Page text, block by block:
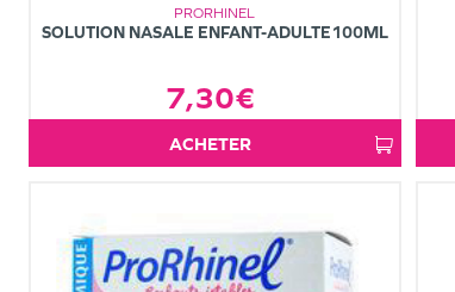
PRORHINEL
SOLUTION NASALE ENFANT-ADULTE100ML
7,30€
ACHETER